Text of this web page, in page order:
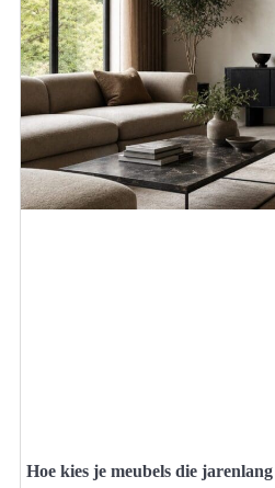
Hoe kies je meubels die